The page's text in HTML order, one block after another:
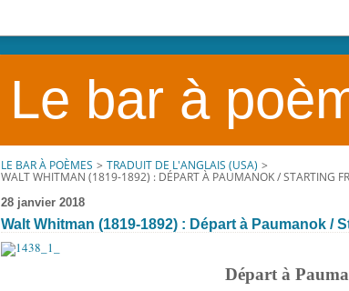
Le bar à
LE BAR À POÈMES > TRADUIT DE L'ANGLAIS (USA) >
WALT WHITMAN (1819-1892) : DÉPART À PAUMANOK / STARTING
28 janvier 2018
Walt Whitman (1819-1892) : Départ à Paumanok /
Départ à